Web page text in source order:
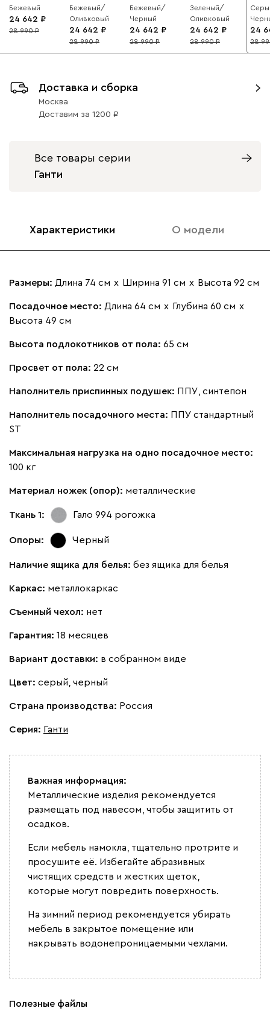
Бежевый
24 642
15
28 990
Бежевый/
Оливковый
24 642
15
28 990
Бежевый/
Черный
24 642
15
28 990
Зеленый/
Оливковый
24 642
15
28 990
24
15
28
Доставка и сборка
Москва
Доставим за 1200
Все товары серии
Ганти
Характеристики О модели
Размеры: Длина 74 см х Ширина 91 см х Высота 92 см
Посадочное место: Длина 64 см х Глубина 60 см х
Высота 49 см
Высота подлокотников от пола: 65 см
Просвет от пола: 22 см
Наполнитель приспинных подушек: ППУ, синтепон
Наполнитель посадочного места: ППУ стандартный
ST
Максимальная нагрузка на одно посадочное место:
100 кг
Материал ножек (опор): металлические
Ткань 1: Гало 994 рогожка
Опоры: Черный
Наличие ящика для белья: без ящика для белья
Каркас: металлокаркас
Съемный чехол: нет
Гарантия: 18 месяцев
Вариант доставки: в собранном виде
Цвет: серый, черный
Страна производства: Россия
Серия: Ганти
Важная информация:
Металлические изделия рекомендуется
размещать под навесом, чтобы защитить от
осадков.
Если мебель намокла, тщательно протрите и
просушите её. Избегайте абразивных
чистящих средств и жестких щеток,
которые могут повредить поверхность.
На зимний период рекомендуется убирать
мебель в закрытое помещение или
накрывать водонепроницаемыми чехлами.
Полезные файлы